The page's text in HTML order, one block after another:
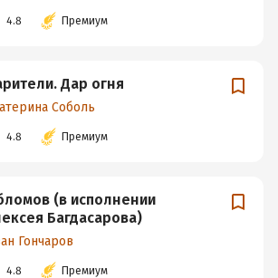
4.8 Премиум
Дар огня
Соболь
4.8 Премиум
(в исполнении
Багдасарова)
Гончаров
4.8 Премиум